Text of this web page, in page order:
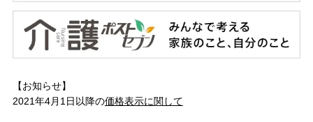
【お知らせ】
2021年4月1日以降の価格表示に関して